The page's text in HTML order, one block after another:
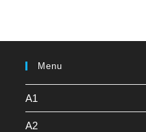
Menu
A1
A2